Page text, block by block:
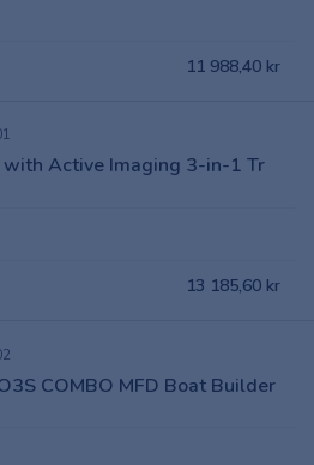
11 988,40 kr
with Active Imaging 3-in-1 Tr
13 185,60 kr
COMBO MFD Boat Builder